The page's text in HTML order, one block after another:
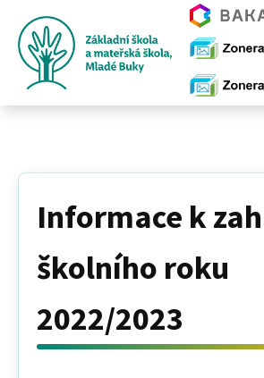
Informace k
školního roku
2022/2023